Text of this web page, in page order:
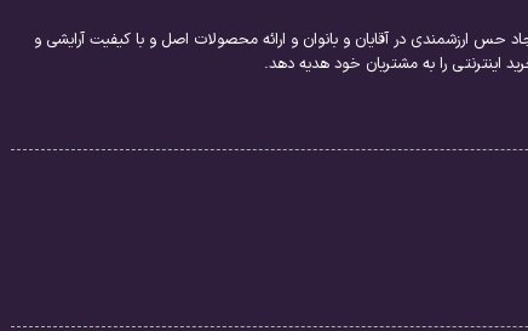
حس ارزشمندی در آقایان و بانوان و ارائه محصولات اصل و با کیفیت آرایشی و
را به مشتریان خود هدیه دهد.